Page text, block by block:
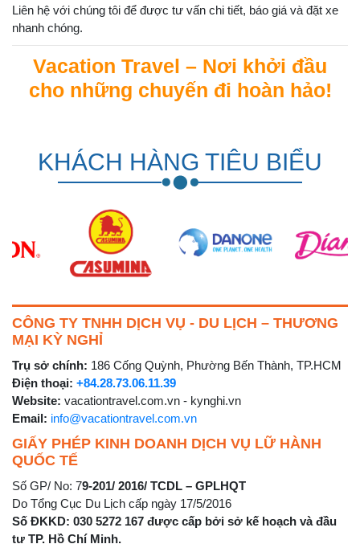
Liên hệ với chúng tôi để được tư vấn chi tiết, báo giá và đặt xe
nhanh chóng.
Vacation Travel – Nơi khởi đầu
cho những chuyến đi hoàn hảo!
KHÁCH HÀNG TIÊU BIỂU
CÔNG TY TNHH DỊCH VỤ - DU LỊCH – THƯƠNG
MẠI KỲ NGHỈ
Trụ sở chính: 186 Cống Quỳnh, Phường Bến Thành, TP.HCM
Điện thoại: +84.28.73.06.11.39
Website: vacationtravel.com.vn - kynghi.vn
Email: info@vacationtravel.com.vn
GIẤY PHÉP KINH DOANH DỊCH VỤ LỮ HÀNH
QUỐC TẾ
Số GP/ No: 79-201/ 2016/ TCDL – GPLHQT
Do Tổng Cục Du Lịch cấp ngày 17/5/2016
Số ĐKKD: 030 5272 167 được cấp bởi sở kế hoạch và đầu
tư TP. Hồ Chí Minh.